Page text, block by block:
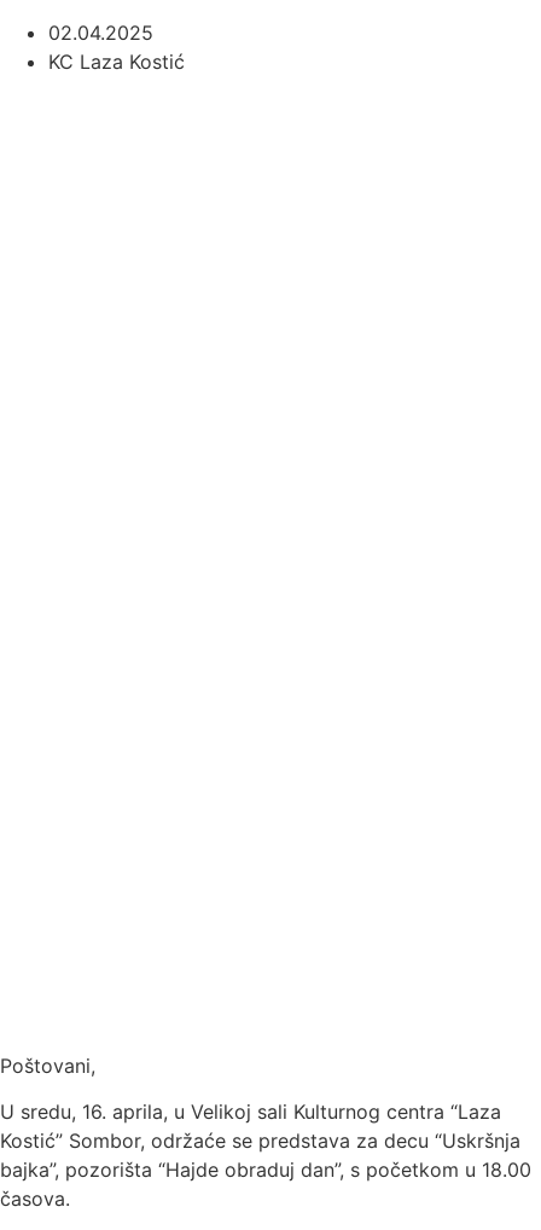
02.04.2025
KC Laza Kostić
Poštovani,
U sredu, 16. aprila, u Velikoj sali Kulturnog centra “Laza
Kostić” Sombor, održaće se predstava za decu “Uskršnja
bajka”, pozorišta “Hajde obraduj dan”, s početkom u 18.00
časova.